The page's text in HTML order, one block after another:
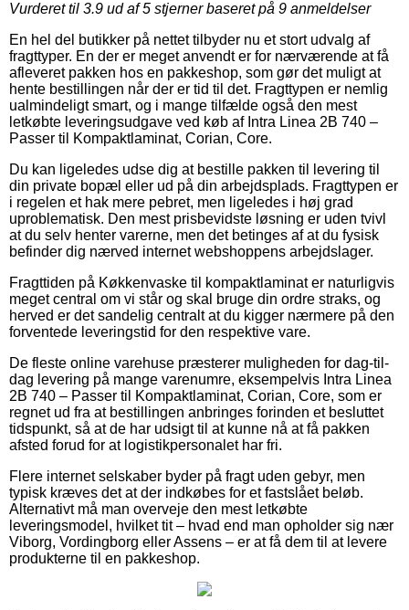
Vurderet til 3.9 ud af 5 stjerner baseret på 9 anmeldelser
En hel del butikker på nettet tilbyder nu et stort udvalg af
fragttyper. En der er meget anvendt er for nærværende at få
afleveret pakken hos en pakkeshop, som gør det muligt at
hente bestillingen når der er tid til det. Fragttypen er nemlig
ualmindeligt smart, og i mange tilfælde også den mest
letkøbte leveringsudgave ved køb af Intra Linea 2B 740 –
Passer til Kompaktlaminat, Corian, Core.
Du kan ligeledes udse dig at bestille pakken til levering til
din private bopæl eller ud på din arbejdsplads. Fragttypen er
i regelen et hak mere pebret, men ligeledes i høj grad
uproblematisk. Den mest prisbevidste løsning er uden tvivl
at du selv henter varerne, men det betinges af at du fysisk
befinder dig nærved internet webshoppens arbejdslager.
Fragttiden på Køkkenvaske til kompaktlaminat er naturligvis
meget central om vi står og skal bruge din ordre straks, og
herved er det sandelig centralt at du kigger nærmere på den
forventede leveringstid for den respektive vare.
De fleste online varehuse præsterer muligheden for dag-til-
dag levering på mange varenumre, eksempelvis Intra Linea
2B 740 – Passer til Kompaktlaminat, Corian, Core, som er
regnet ud fra at bestillingen anbringes forinden et besluttet
tidspunkt, så at de har udsigt til at kunne nå at få pakken
afsted forud for at logistikpersonalet har fri.
Flere internet selskaber byder på fragt uden gebyr, men
typisk kræves det at der indkøbes for et fastslået beløb.
Alternativt må man overveje den mest letkøbte
leveringsmodel, hvilket tit – hvad end man opholder sig nær
Viborg, Vordingborg eller Assens – er at få dem til at levere
produkterne til en pakkeshop.